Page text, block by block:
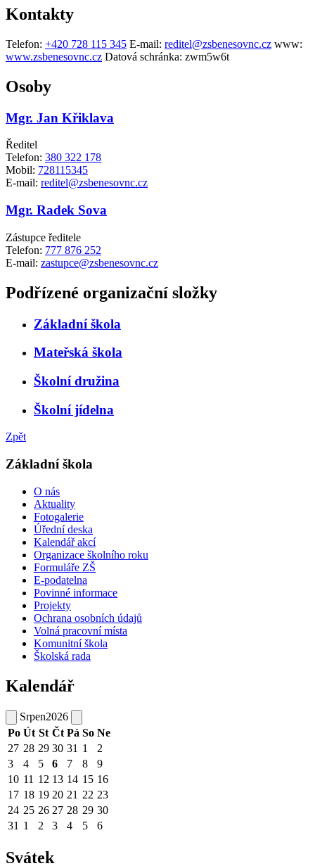
Kontakty
Telefon: +420 728 115 345 E-mail: reditel@zsbenesovnc.cz www:
www.zsbenesovnc.cz Datová schránka: zwm5w6t
Osoby
Mgr. Jan Křiklava
Ředitel
Telefon: 380 322 178
Mobil: 728115345
E-mail: reditel@zsbenesovnc.cz
Mgr. Radek Sova
Zástupce ředitele
Telefon: 777 876 252
E-mail: zastupce@zsbenesovnc.cz
Podřízené organizační složky
Základní škola
Mateřská škola
Školní družina
Školní jídelna
Zpět
Základní škola
O nás
Aktuality
Fotogalerie
Úřední deska
Kalendář akcí
Organizace školního roku
Formuláře ZŠ
E-podatelna
Povinné informace
Projekty
Ochrana osobních údajů
Volná pracovní místa
Komunitní škola
Školská rada
Kalendář
Srpen2026
Po Út St Čt Pá So Ne
27 28 29 30 31 1
2
3
4 5 6 7 8
9
10 11 12 13 14 15 16
17 18 19 20 21 22 23
24 25 26 27 28 29 30
31 1 2 3 4 5 6
Svátek